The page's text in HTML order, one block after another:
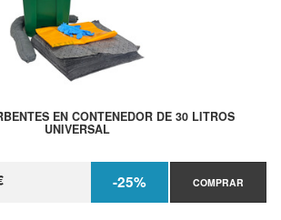
EN CONTENEDOR DE 30 LITROS
UNIVERSAL
-25% COMPRAR